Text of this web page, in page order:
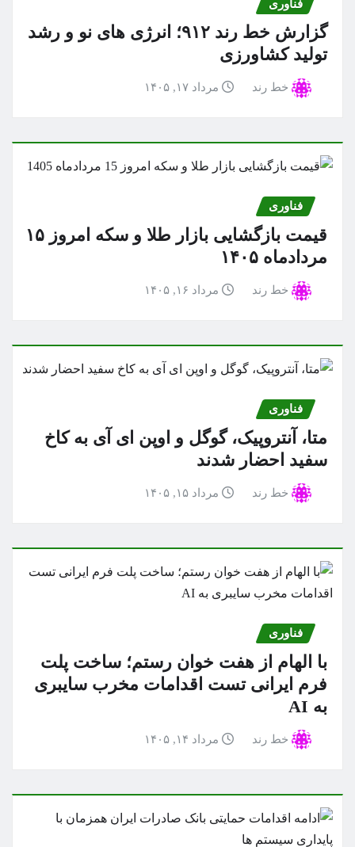
فناوری
گزارش خط رند ۹۱۲؛ انرژی های نو و رشد
تولید کشاورزی
خط رند مرداد ۱۷, ۱۴۰۵
فناوری
قیمت بازگشایی بازار طلا و سکه امروز ۱۵
مردادماه ۱۴۰۵
خط رند مرداد ۱۶, ۱۴۰۵
فناوری
متا، آنتروپیک، گوگل و اوپن ای آی به کاخ
سفید احضار شدند
خط رند مرداد ۱۵, ۱۴۰۵
فناوری
با الهام از هفت خوان رستم؛ ساخت پلت
فرم ایرانی تست اقدامات مخرب سایبری
به AI
خط رند مرداد ۱۴, ۱۴۰۵